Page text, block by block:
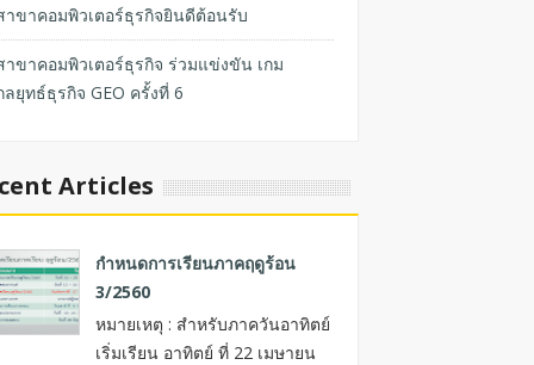
าขาคอมพิวเตอร์ธุรกิจยินดีต้อนรับ
าขาคอมพิวเตอร์ธุรกิจ ร่วมแข่งขัน เกม
ลยุทธ์ธุรกิจ GEO ครั้งที่ 6
Articles
กำหนดการเรียนภาคฤดูร้อน
3/2560
หมายเหตุ : สำหรับภาควันอาทิตย์
เริ่มเรียน อาทิตย์ ที่ 22 เมษายน